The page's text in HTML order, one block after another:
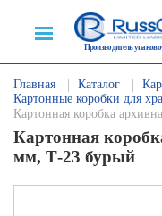
Производитель
Главная Каталог
Картонные коробки для
Картонная коробка
Картонная
мм, Т-23 бурый